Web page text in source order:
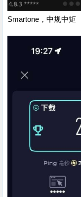
Smartone，中规中矩